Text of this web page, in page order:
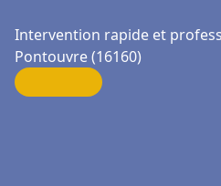
Intervention rapide et
Pontouvre (16160)